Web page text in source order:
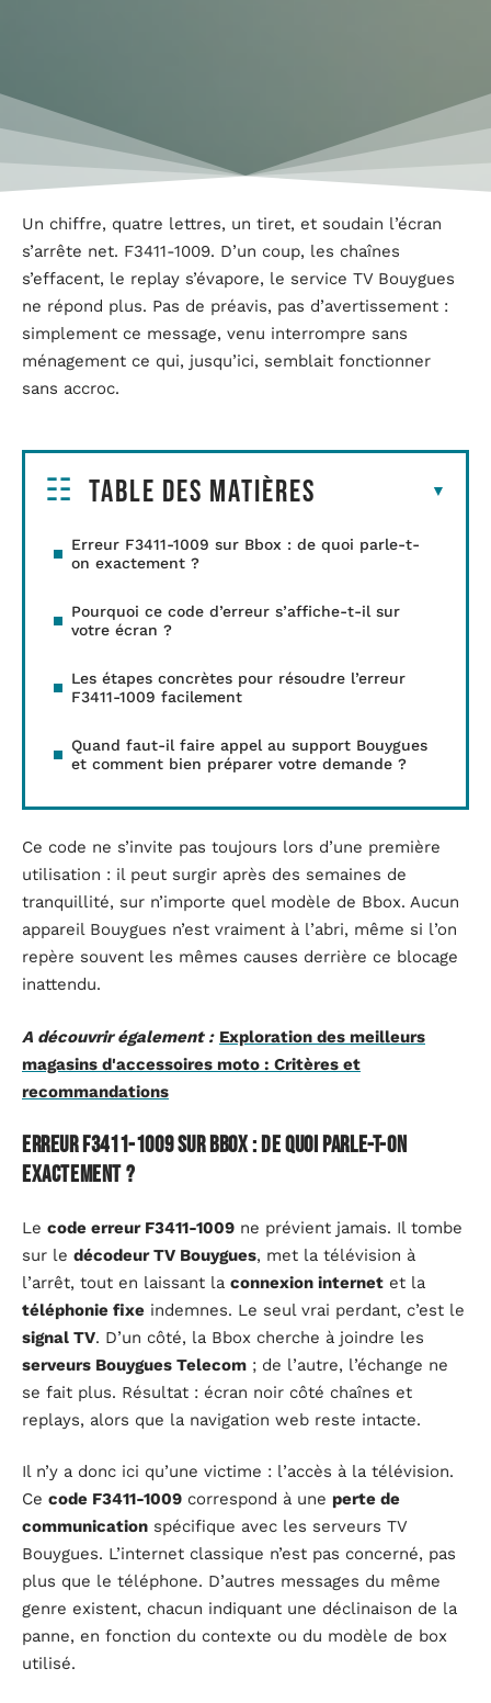
Un chiffre, quatre lettres, un tiret, et soudain l’écran
s’arrête net. F3411-1009. D’un coup, les chaînes
s’effacent, le replay s’évapore, le service TV Bouygues
ne répond plus. Pas de préavis, pas d’avertissement :
simplement ce message, venu interrompre sans
ménagement ce qui, jusqu’ici, semblait fonctionner
sans accroc.
Table des matières
Erreur F3411-1009 sur Bbox : de quoi parle-t-
on exactement ?
Pourquoi ce code d’erreur s’affiche-t-il sur
votre écran ?
Les étapes concrètes pour résoudre l’erreur
F3411-1009 facilement
Quand faut-il faire appel au support Bouygues
et comment bien préparer votre demande ?
Ce code ne s’invite pas toujours lors d’une première
utilisation : il peut surgir après des semaines de
tranquillité, sur n’importe quel modèle de Bbox. Aucun
appareil Bouygues n’est vraiment à l’abri, même si l’on
repère souvent les mêmes causes derrière ce blocage
inattendu.
A découvrir également : Exploration des meilleurs
magasins d'accessoires moto : Critères et
recommandations
Erreur F3411-1009 sur Bbox : de quoi parle-t-on
exactement ?
Le code erreur F3411-1009 ne prévient jamais. Il tombe
sur le décodeur TV Bouygues, met la télévision à
l’arrêt, tout en laissant la connexion internet et la
téléphonie fixe indemnes. Le seul vrai perdant, c’est le
signal TV. D’un côté, la Bbox cherche à joindre les
serveurs Bouygues Telecom ; de l’autre, l’échange ne
se fait plus. Résultat : écran noir côté chaînes et
replays, alors que la navigation web reste intacte.
Il n’y a donc ici qu’une victime : l’accès à la télévision.
Ce code F3411-1009 correspond à une perte de
communication spécifique avec les serveurs TV
Bouygues. L’internet classique n’est pas concerné, pas
plus que le téléphone. D’autres messages du même
genre existent, chacun indiquant une déclinaison de la
panne, en fonction du contexte ou du modèle de box
utilisé.